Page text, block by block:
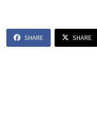
SHARE SHARE